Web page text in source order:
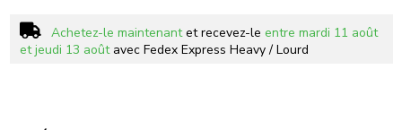
peigne, spatule — le grattoir est conçu spécifiquement
pour la géométrie des bandes tape-in : sa largeur
Achetez-le maintenantet recevez-le entre mardi 11 août
et jeudi 13 août avec Fedex Express Heavy / Lourd